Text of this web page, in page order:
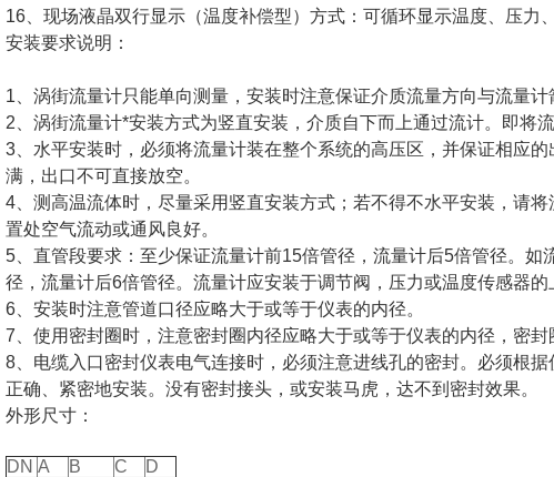
16、现场液晶双行显示（温度补偿型）方式：可循环显示温度、压力
安装要求说明：
1、涡街流量计只能单向测量，安装时注意保证介质流量方向与流量计
2、涡街流量计*安装方式为竖直安装，介质自下而上通过流计。即将
3、水平安装时，必须将流量计装在整个系统的高压区，并保证相应
满，出口不可直接放空。
4、测高温流体时，尽量采用竖直安装方式；若不得不水平安装，请
置处空气流动或通风良好。
5、直管段要求：至少保证流量计前15倍管径，流量计后5倍管径。
径，流量计后6倍管径。流量计应安装于调节阀，压力或温度传感器的
6、安装时注意管道口径应略大于或等于仪表的内径。
7、使用密封圈时，注意密封圈内径应略大于或等于仪表的内径，密封
8、电缆入口密封仪表电气连接时，必须注意进线孔的密封。必须根
正确、紧密地安装。没有密封接头，或安装马虎，达不到密封效果。
外形尺寸：
DN A B C
D